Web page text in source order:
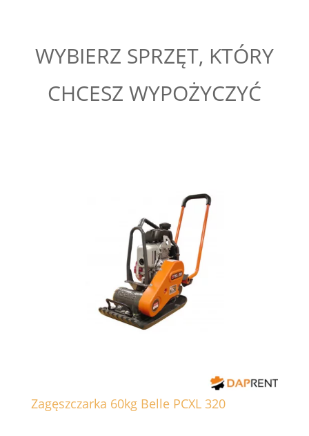
WYBIERZ SPRZĘT, KTÓRY
CHCESZ WYPOŻYCZYĆ
Zagęszczarka 60kg Belle PCXL 320